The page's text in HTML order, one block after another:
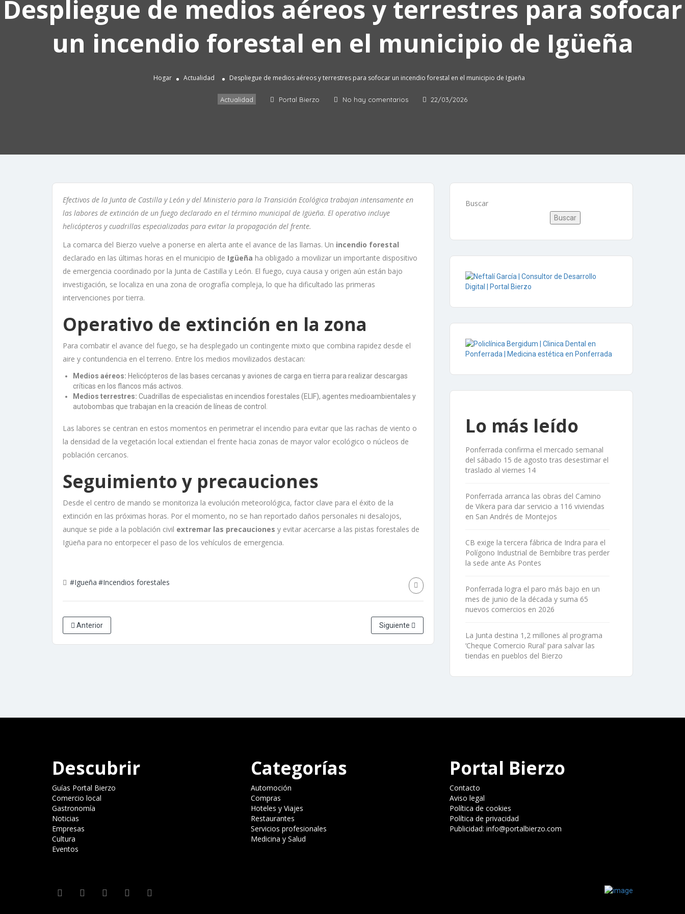
Despliegue de medios aéreos y terrestres para sofocar
un incendio forestal en el municipio de Igüeña
Hogar Actualidad Despliegue de medios aéreos y terrestres para sofocar un incendio forestal en el municipio de Igüeña
Actualidad Portal Bierzo No hay comentarios 22/03/2026
Efectivos de la Junta de Castilla y León y del Ministerio para la Transición Ecológica trabajan intensamente en
las labores de extinción de un fuego declarado en el término municipal de Igüeña. El operativo incluye
helicópteros y cuadrillas especializadas para evitar la propagación del frente.
La comarca del Bierzo vuelve a ponerse en alerta ante el avance de las llamas. Un incendio forestal
declarado en las últimas horas en el municipio de Igüeña ha obligado a movilizar un importante dispositivo
de emergencia coordinado por la Junta de Castilla y León. El fuego, cuya causa y origen aún están bajo
investigación, se localiza en una zona de orografía compleja, lo que ha dificultado las primeras
intervenciones por tierra.
Operativo de extinción en la zona
Para combatir el avance del fuego, se ha desplegado un contingente mixto que combina rapidez desde el
aire y contundencia en el terreno. Entre los medios movilizados destacan:
Medios aéreos: Helicópteros de las bases cercanas y aviones de carga en tierra para realizar descargas
críticas en los flancos más activos.
Medios terrestres: Cuadrillas de especialistas en incendios forestales (ELIF), agentes medioambientales y
autobombas que trabajan en la creación de líneas de control.
Las labores se centran en estos momentos en perimetrar el incendio para evitar que las rachas de viento o
la densidad de la vegetación local extiendan el frente hacia zonas de mayor valor ecológico o núcleos de
población cercanos.
Seguimiento y precauciones
Desde el centro de mando se monitoriza la evolución meteorológica, factor clave para el éxito de la
extinción en las próximas horas. Por el momento, no se han reportado daños personales ni desalojos,
aunque se pide a la población civil extremar las precauciones y evitar acercarse a las pistas forestales de
Igüeña para no entorpecer el paso de los vehículos de emergencia.
#Igueña #Incendios forestales
Anterior Siguiente
Buscar
Buscar
Lo más leído
Ponferrada confirma el mercado semanal
del sábado 15 de agosto tras desestimar el
traslado al viernes 14
Ponferrada arranca las obras del Camino
de Vikera para dar servicio a 116 viviendas
en San Andrés de Montejos
CB exige la tercera fábrica de Indra para el
Polígono Industrial de Bembibre tras perder
la sede ante As Pontes
Ponferrada logra el paro más bajo en un
mes de junio de la década y suma 65
nuevos comercios en 2026
La Junta destina 1,2 millones al programa
‘Cheque Comercio Rural’ para salvar las
tiendas en pueblos del Bierzo
Descubrir
Guías Portal Bierzo
Comercio local
Gastronomía
Noticias
Empresas
Cultura
Eventos
Categorías
Automoción
Compras
Hoteles y Viajes
Restaurantes
Servicios profesionales
Medicina y Salud
Portal Bierzo
Contacto
Aviso legal
Política de cookies
Política de privacidad
Publicidad: info@portalbierzo.com